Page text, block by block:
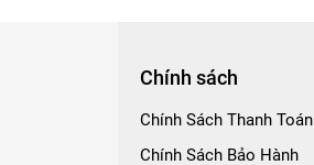
Chính sách
Chính Sách Thanh Toán
Chính Sách Bảo Hành